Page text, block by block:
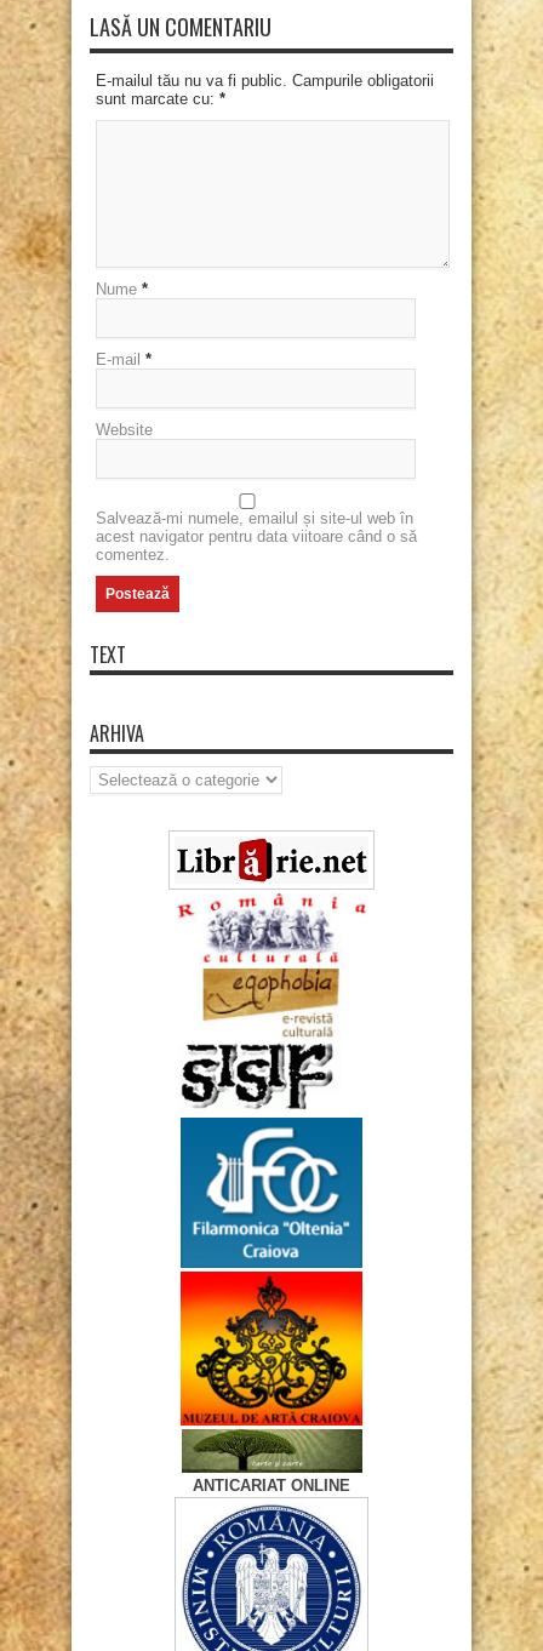
LASĂ UN COMENTARIU
E-mailul tău nu va fi public. Campurile obligatorii
sunt marcate cu: *
Nume *
E-mail *
Website
Salvează-mi numele, emailul și site-ul web în
acest navigator pentru data viitoare când o să
comentez.
TEXT
ARHIVA
Arhiva
ANTICARIAT ONLINE